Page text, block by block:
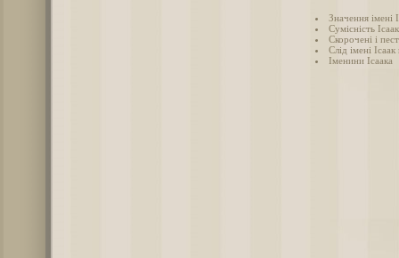
Значення імені
Сумісність
Скорочені і
Слід імені Ісаак
Іменини Ісаака